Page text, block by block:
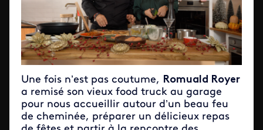
Une fois n’est pas coutume, Romuald Royer
a remisé son vieux food truck au garage
pour nous accueillir autour d’un beau feu
de cheminée, préparer un délicieux repas